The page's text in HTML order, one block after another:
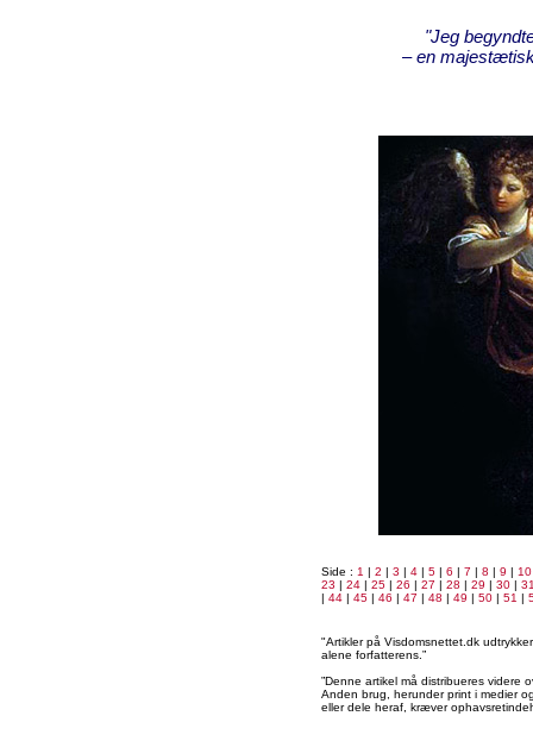
"Jeg
– en
Side : 1 | 2 | 3 | 4 | 5 | 6 | 7 | 8 | 9 | 10
23 | 24 | 25 | 26 | 27 | 28 | 29 | 30 |
| 44 | 45 | 46 | 47 | 48 | 49 | 50 | 51 |
"Artikler på Visdomsnettet.dk
alene forfatterens.”
”Denne artikel må distribueres videre
Anden brug, herunder print i medier
eller dele heraf, kræver